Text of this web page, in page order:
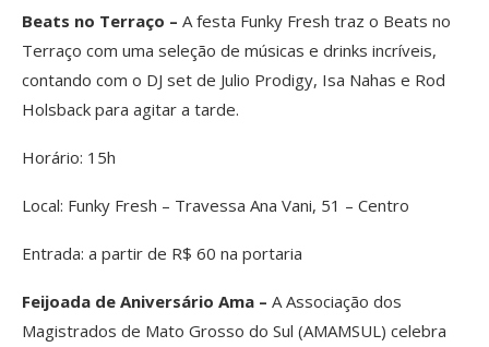
Beats no Terraço – A festa Funky Fresh traz o Beats no
Terraço com uma seleção de músicas e drinks incríveis,
contando com o DJ set de Julio Prodigy, Isa Nahas e Rod
Holsback para agitar a tarde.
Horário: 15h
Local: Funky Fresh – Travessa Ana Vani, 51 – Centro
Entrada: a partir de R$ 60 na portaria
Feijoada de Aniversário Ama – A Associação dos
Magistrados de Mato Grosso do Sul (AMAMSUL) celebra